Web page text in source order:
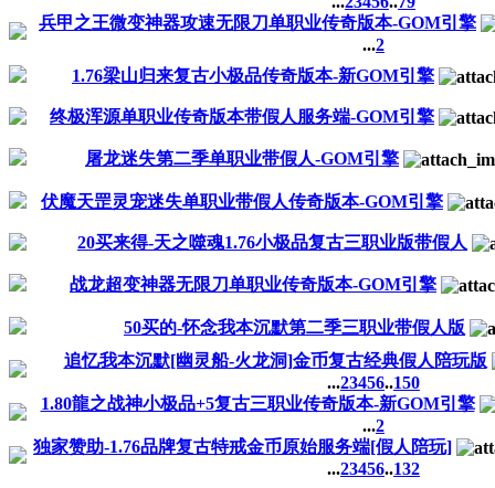
兵甲之王微变神器攻速无限刀单职业传奇版本-GOM引擎
...2
1.76梁山归来复古小极品传奇版本-新GOM引擎
终极浑源单职业传奇版本带假人服务端-GOM引擎
屠龙迷失第二季单职业带假人-GOM引擎
伏魔天罡灵宠迷失单职业带假人传奇版本-GOM引擎
20买来得-天之噬魂1.76小极品复古三职业版带假人
战龙超变神器无限刀单职业传奇版本-GOM引擎
50买的-怀念我本沉默第二季三职业带假人版
追忆我本沉默[幽灵船-火龙洞]金币复古经典假人陪玩版
...23456..150
1.80龍之战神小极品+5复古三职业传奇版本-新GOM引擎
...2
独家赞助-1.76品牌复古特戒金币原始服务端[假人陪玩]
...23456..132